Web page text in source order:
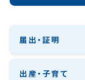
届出・証明
出産・子育て